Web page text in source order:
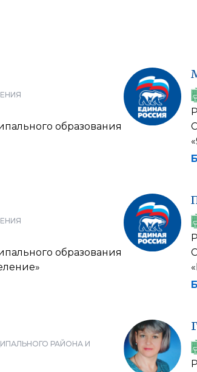
образования
образования
РАЙОНА И